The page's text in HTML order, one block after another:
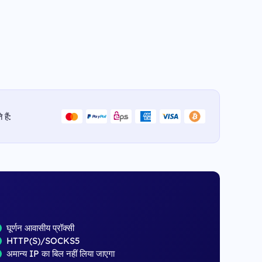
हैं:
घूर्णन आवासीय प्रॉक्सी
HTTP(S)/SOCKS5
अमान्य IP का बिल नहीं लिया जाएगा